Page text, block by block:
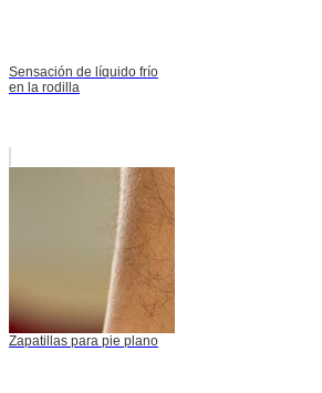
Sensación de líquido frío
en la rodilla
Zapatillas para pie plano